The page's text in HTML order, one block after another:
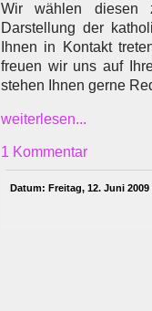
Wir wählen diesen
Darstellung der
Ihnen in Kontakt
freuen wir uns auf
stehen Ihnen gerne
weiterlesen...
1 Kommentar
Datum: Freitag, 12. Juni